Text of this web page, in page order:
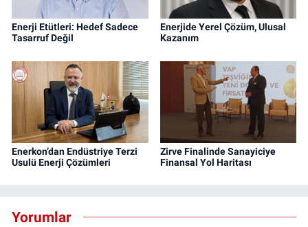
Enerji Etütleri: Hedef Sadece
Tasarruf Değil
Enerjide Yerel Çözüm, Ulusal
Kazanım
Enerkon’dan Endüstriye Terzi
Usulü Enerji Çözümleri
Zirve Finalinde Sanayiciye
Finansal Yol Haritası
Yorumlar